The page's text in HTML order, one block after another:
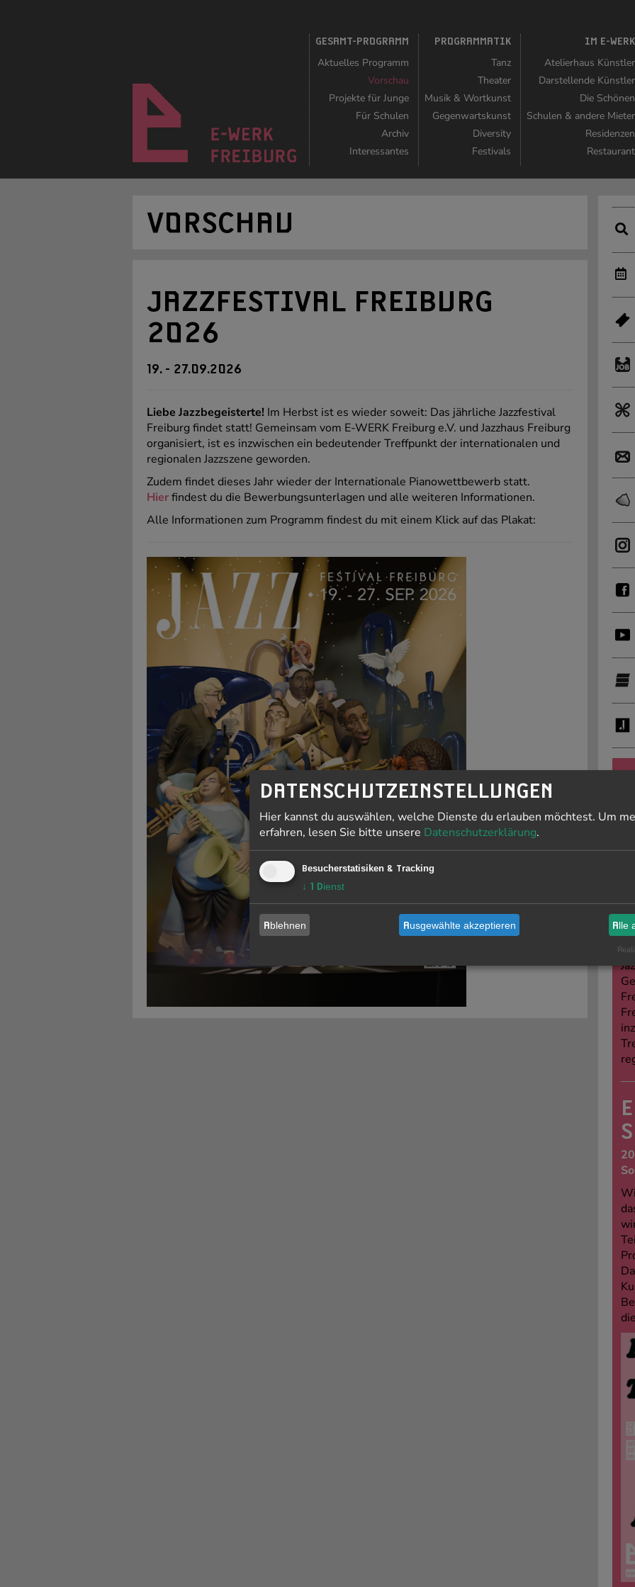
GESAMT-PROGRAMM
Aktuelles Programm
Vorschau
Projekte für Junge
Für Schulen
Archiv
Interessantes
PROGRAMMATIK
Tanz
Theater
Musik & Wortkunst
Gegenwartskunst
Diversity
Festivals
IM E-WERK
Atelierhaus Künstler
Darstellende Künstler
Die Schönen
Schulen & andere Mieter
Residenzen
Restaurant
VORSCHAU
JAZZFESTIVAL FREIBURG
2026
19. - 27.09.2026
Liebe Jazzbegeisterte! Im Herbst ist es wieder soweit: Das jährliche Jazzfestival
Freiburg findet statt! Gemeinsam vom E-WERK Freiburg e.V. und Jazzhaus Freiburg
organisiert, ist es inzwischen ein bedeutender Treffpunkt der internationalen und
regionalen Jazzszene geworden.
Zudem findet dieses Jahr wieder der Internationale Pianowettbewerb statt.
Hierfindest du die Bewerbungsunterlagen und alle weiteren Informationen.
Alle Informationen zum Programm findest du mit einem Klick auf das Plakat:
ist
DATENSCHUTZEINSTELLUNGEN
Hier kannst du auswählen, welche Dienste du erlauben möchtest. Um
erfahren, lesen Sie bitte unsere Datenschutzerklärung.
Besucherstatisiken & Tracking
↓ 1 Dienst
Ablehnen Ausgewählte akzeptieren Alle